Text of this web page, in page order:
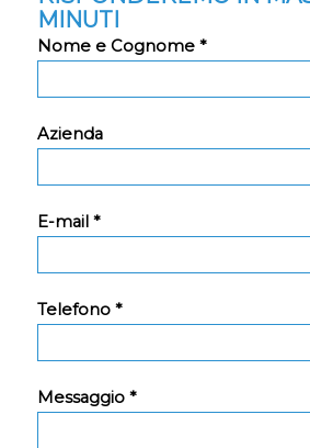
MINUTI
Nome e Cognome *
Azienda
E-mail *
Telefono *
Messaggio *